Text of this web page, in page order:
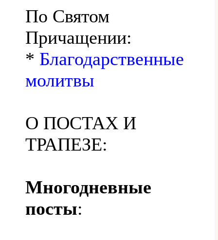
По Святом
Причащении:
* Благодарственные
молитвы
О ПОСТАХ И
ТРАПЕЗЕ:
Многодневные
посты: